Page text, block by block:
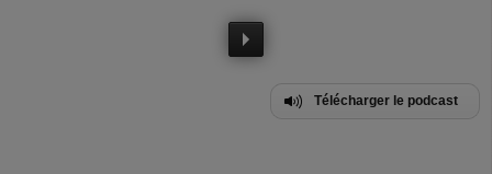
Télécharger le podcast